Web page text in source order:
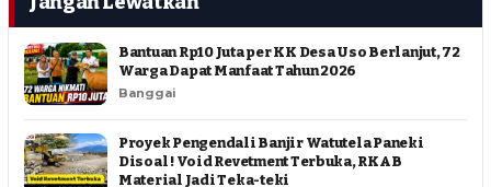
Bantuan Rp10 Juta per KK Desa Uso Berlanjut, 72
Warga Dapat Manfaat Tahun 2026
Banggai
Proyek Pengendali Banjir Watutela Paneki
Disoal ! Void Revetment Terbuka, RKAB
Material Jadi Teka-teki